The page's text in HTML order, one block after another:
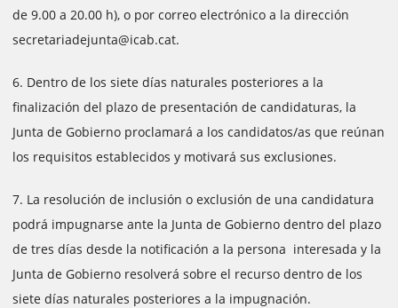
de 9.00 a 20.00 h), o por correo electrónico a la dirección
secretariadejunta@icab.cat.
6. Dentro de los siete días naturales posteriores a la
finalización del plazo de presentación de candidaturas, la
Junta de Gobierno proclamará a los candidatos/as que reúnan
los requisitos establecidos y motivará sus exclusiones.
7. La resolución de inclusión o exclusión de una candidatura
podrá impugnarse ante la Junta de Gobierno dentro del plazo
de tres días desde la notificación a la persona interesada y la
Junta de Gobierno resolverá sobre el recurso dentro de los
siete días naturales posteriores a la impugnación.